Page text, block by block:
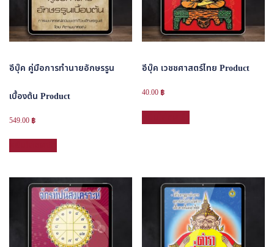
อีบุ๊ค คู่มือการทำนายอักษรรูน
เบื้องต้น Product
549.00 ฿
อีบุ๊ค เวชชศาสตร์ไทย Product
40.00 ฿